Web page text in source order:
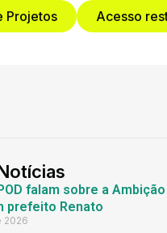
Projetos Acesso
falam sobre a
prefeito Renato
2026